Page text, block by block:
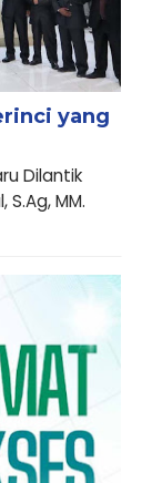
yang
Dilantik
MM.